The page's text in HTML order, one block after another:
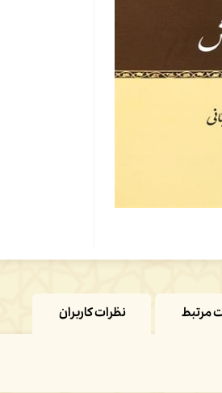
مرتبط نظرات کاربران